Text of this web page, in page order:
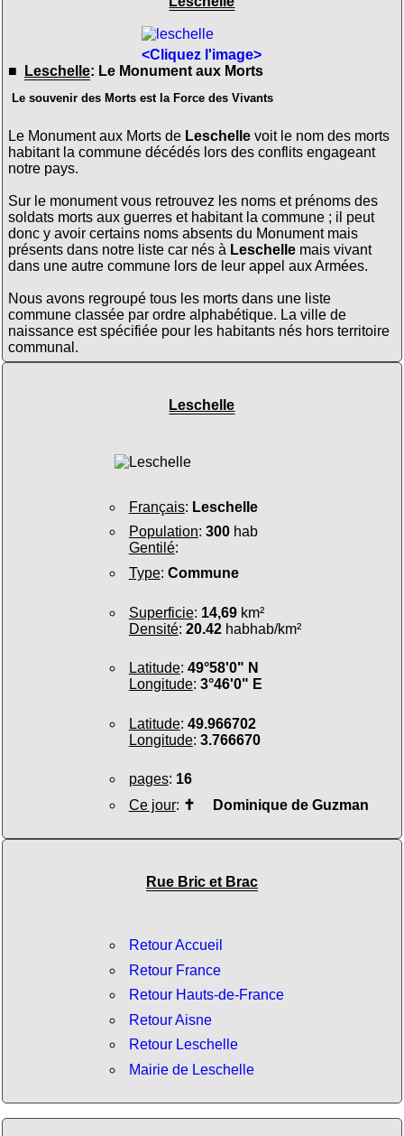
<Cliquez l'image>
■
Leschelle: Le Monument aux Morts
Le souvenir des Morts est la Force des Vivants
Le Monument aux Morts de Leschellevoit le nom des morts
habitant la commune décédés lors des conflits engageant
notre pays.
Sur le monument vous retrouvez les noms et prénoms des
soldats morts aux guerres et habitant la commune ; il peut
donc y avoir certains noms absents du Monument mais
présents dans notre liste car nés à Leschellemais vivant
dans une autre commune lors de leur appel aux Armées.
Nous avons regroupé tous les morts dans une liste
commune classée par ordre alphabétique. La ville de
naissance est spécifiée pour les habitants nés hors territoire
communal.
Leschelle
Français: Leschelle
Population: 300hab
Gentilé:
Type: Commune
Superficie: 14,69km²
Densité: 20.42habhab/km²
Latitude: 49°58'0" N
Longitude: 3°46'0" E
Latitude: 49.966702
Longitude: 3.766670
pages: 16
Ce jour: ✝ Dominique de Guzman
Rue Bric et Brac
Retour Accueil
Retour France
Retour Hauts-de-France
Retour Aisne
Retour Leschelle
Mairie de Leschelle